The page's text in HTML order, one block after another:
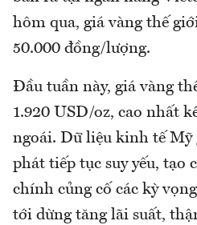
hôm qua, giá vàng thế
50.000 đồng/lượng.
Đầu tuần này, giá vàng
1.920 USD/oz, cao nhất
ngoái. Dữ liệu kinh tế Mỹ
phát tiếp tục suy yếu, tạo
chính củng cố các kỳ
tới dừng tăng lãi suất,